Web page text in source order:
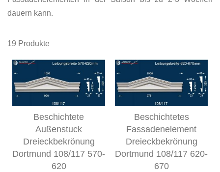
dauern kann.
19 Produkte
Beschichtete
Außenstuck
Dreieckbekrönung
Dortmund 108/117 570-
620
Beschichtetes
Fassadenelement
Dreieckbekrönung
Dortmund 108/117 620-
670